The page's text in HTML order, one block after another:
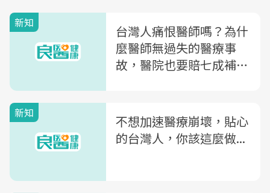
新知
台灣人痛恨醫師嗎？為什
麼醫師無過失的醫療事
故，醫院也要賠七成補償
新知
不想加速醫療崩壞，貼心
的台灣人，你該這麼做...